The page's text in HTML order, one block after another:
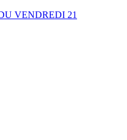
VENDREDI 21